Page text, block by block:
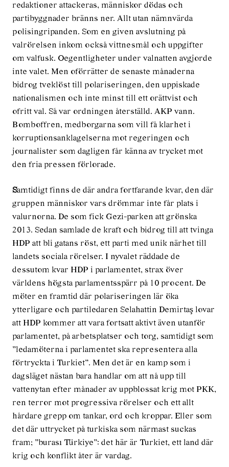
redaktioner attackeras, människor dödas och
partibyggnader bränns ner. Allt utan nämnvärda
polisingripanden. Som en given avslutning på
valrörelsen inkom också vittnesmål och uppgifter
om valfusk. Oegentligheter under valnatten avgjorde
inte valet. Men oförrätter de senaste månaderna
bidrog tveklöst till polariseringen, den uppiskade
nationalismen och inte minst till ett orättvist och
ofritt val. Så var ordningen återställd. AKP vann.
Bomboffren, medborgarna som vill få klarhet i
korruptionsanklagelserna mot regeringen och
journalister som dagligen får känna av trycket mot
den fria pressen förlorade.
Samtidigt finns de där andra fortfarande kvar, den där
gruppen människor vars drömmar inte får plats i
valurnorna. De som fick Gezi-parken att grönska
2013. Sedan samlade de kraft och bidrog till att tvinga
HDP att bli gatans röst, ett parti med unik närhet till
landets sociala rörelser. I nyvalet räddade de
dessutom kvar HDP i parlamentet, strax över
världens högsta parlamentsspärr på 10 procent. De
möter en framtid där polariseringen lär öka
ytterligare och partiledaren Selahattin Demirtaş lovar
att HDP kommer att vara fortsatt aktivt även utanför
parlamentet, på arbetsplatser och torg, samtidigt som
”ledamöterna i parlamentet ska representera alla
förtryckta i Turkiet”. Men det är en kamp som i
dagsläget nästan bara handlar om att nå upp till
vattenytan efter månader av uppblossat krig mot PKK,
ren terror mot progressiva rörelser och ett allt
hårdare grepp om tankar, ord och kroppar. Eller som
det där uttrycket på turkiska som närmast suckas
fram; ”burası Türkiye”: det här är Turkiet, ett land där
krig och konflikt åter är vardag.